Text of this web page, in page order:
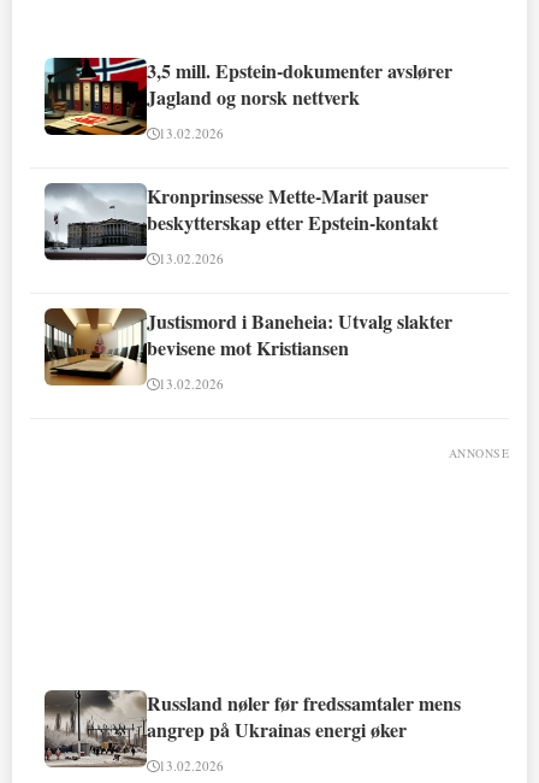
3,5 mill. Epstein-dokumenter avslører
Jagland og norsk nettverk
13.02.2026
Kronprinsesse Mette-Marit pauser
beskytterskap etter Epstein-kontakt
13.02.2026
Justismord i Baneheia: Utvalg slakter
bevisene mot Kristiansen
13.02.2026
ANNONSE
Russland nøler før fredssamtaler mens
angrep på Ukrainas energi øker
13.02.2026